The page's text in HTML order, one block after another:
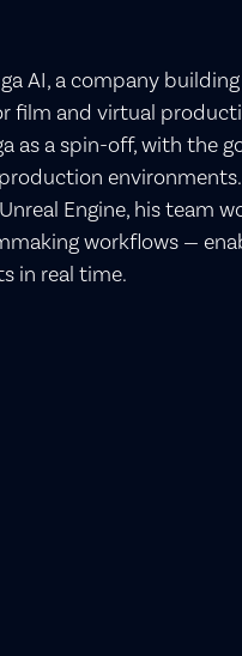
AI, a company
film and virtual
as a spin-off, with the
environments.
Engine, his team
workflows —
in real time.